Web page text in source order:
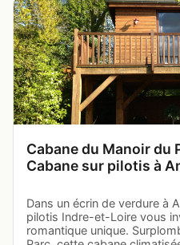
Cabane du Manoir du
Cabane sur pilotis à
Dans un écrin de verdure à
pilotis Indre-et-Loire vous
romantique unique.